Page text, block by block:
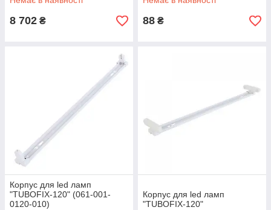
8 702 ₴ 88 ₴
Корпус для led ламп
"TUBOFIX-120" (061-001-
0120-010)
Корпус для led ламп
"TUBOFIX-120"